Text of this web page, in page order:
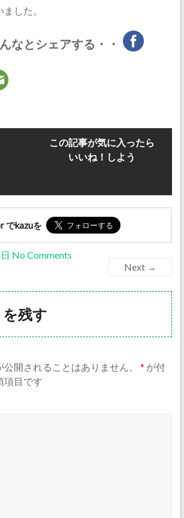
した。
なとシェアする・・
この記事が気に入ったら
いいね！しよう
でkazuを
No Comments
Next →
残す
公開されることはありません。 * が付
項目です